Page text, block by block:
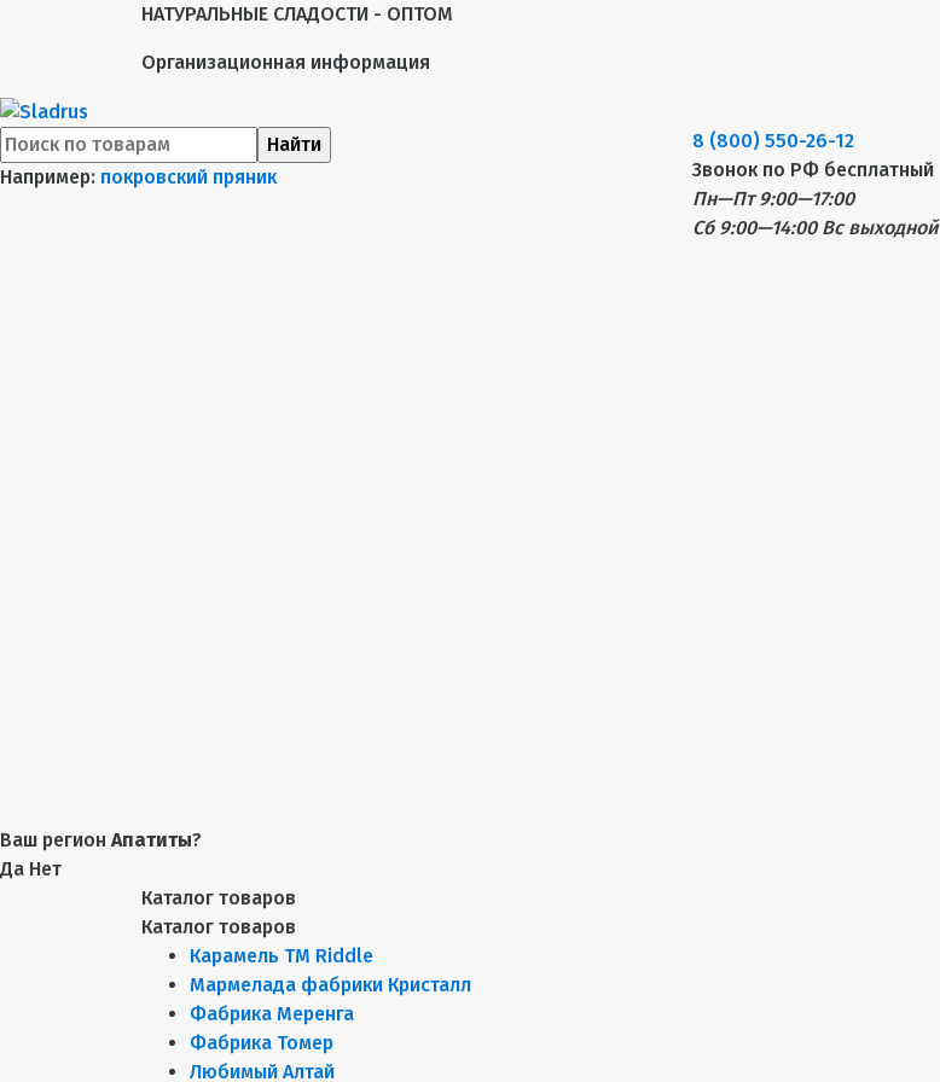
НАТУРАЛЬНЫЕ СЛАДОСТИ - ОПТОМ
Организационная информация
Найти
Например: покровский пряник
8 (800) 550-26-12
Звонок по РФ бесплатный
Пн—Пт 9:00—17:00
Сб 9:00—14:00 Вс выходной
Ваш регион Апатиты?
Да Нет
Каталог товаров
Каталог товаров
Карамель ТМ Riddle
Мармелада фабрики Кристалл
Фабрика Меренга
Фабрика Томер
Любимый Алтай